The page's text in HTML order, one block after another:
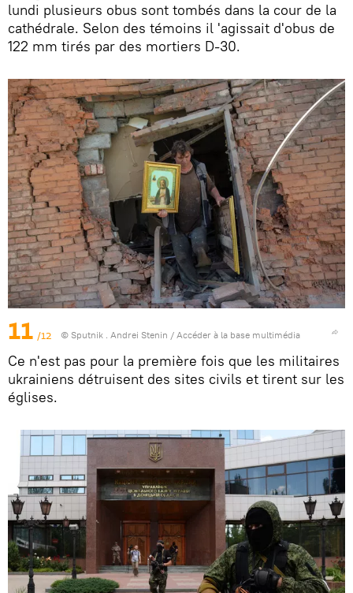
lundi plusieurs obus sont tombés dans la cour de la
cathédrale. Selon des témoins il 'agissait d'obus de
122 mm tirés par des mortiers D-30.
11 /12 © Sputnik . Andrei Stenin / Accéder à la base multimédia
Ce n'est pas pour la première fois que les militaires
ukrainiens détruisent des sites civils et tirent sur les
églises.